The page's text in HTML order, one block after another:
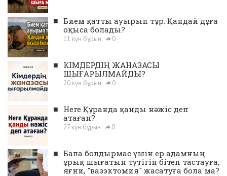
■ Бием қатты ауырып тұр. Қандай дұға
оқыса болады?
11 күн бұрын 0
■ КІМДЕРДІҢ ЖАНАЗАСЫ
ШЫҒАРЫЛМАЙДЫ?
20 күн бұрын 0
■ Неге Құранда қанды нәжіс деп
атаған?
27 күн бұрын 0
■ Бала болдырмас үшін ер адамның
ұрық шығатын түтігін бітеп тастауға,
яғни, "вазэктомия" жасатуға бола ма?